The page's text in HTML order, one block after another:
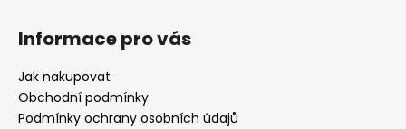
Informace pro vás
Jak nakupovat
Obchodní podmínky
Podmínky ochrany osobních údajů